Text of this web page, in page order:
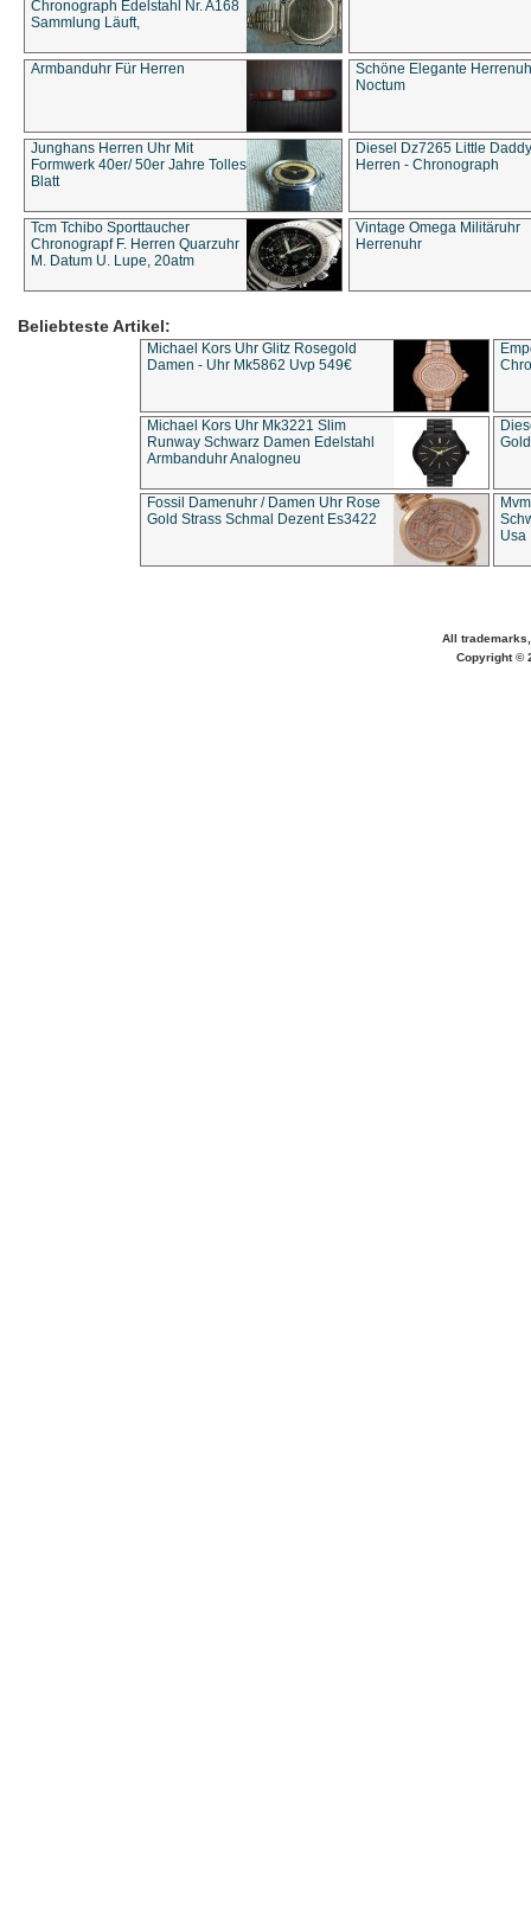
Chronograph Edelstahl Nr. A168
Sammlung Läuft,
Armbanduhr Für Herren
Schöne Elegante
Noctum
Junghans Herren Uhr Mit
Formwerk 40er/ 50er Jahre Tolles
Blatt
Diesel Dz7265 Little Daddy
Herren - Chronograph
Tcm Tchibo Sporttaucher
Chronograpf F. Herren Quarzuhr
M. Datum U. Lupe, 20atm
Vintage Omega Militäruhr
Herrenuhr
Beliebteste Artikel:
Michael Kors Uhr Glitz Rosegold
Damen - Uhr Mk5862 Uvp 549€
Michael Kors Uhr Mk3221 Slim
Runway Schwarz Damen Edelstahl
Armbanduhr Analogneu
Fossil Damenuhr / Damen Uhr Rose
Gold Strass Schmal Dezent Es3422
Usa
All
Copyright ©